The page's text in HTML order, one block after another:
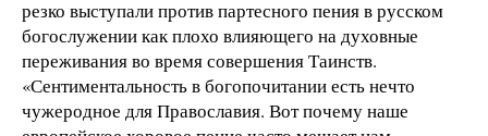
резко выступали против партесного пения в русском
богослужении как плохо влияющего на духовные
переживания во время совершения Таинств.
«Сентиментальность в богопочитании есть нечто
чужеродное для Православия. Вот почему наше